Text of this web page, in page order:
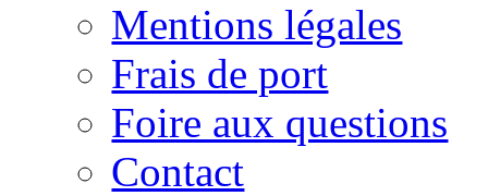
Mentions légales
Frais de port
Foire aux questions
Contact